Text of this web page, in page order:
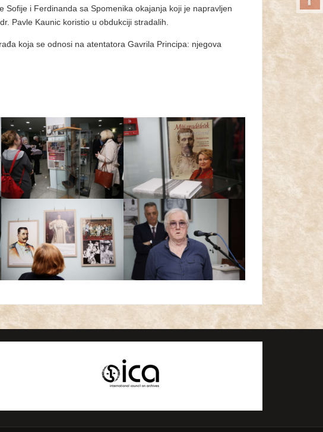
i Ferdinanda sa Spomenika okajanja koji je napravljen
Pavle Kaunic koristio u obdukciji stradalih.
koja se odnosi na atentatora Gavrila Principa: njegova